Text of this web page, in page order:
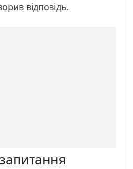
відповідь.